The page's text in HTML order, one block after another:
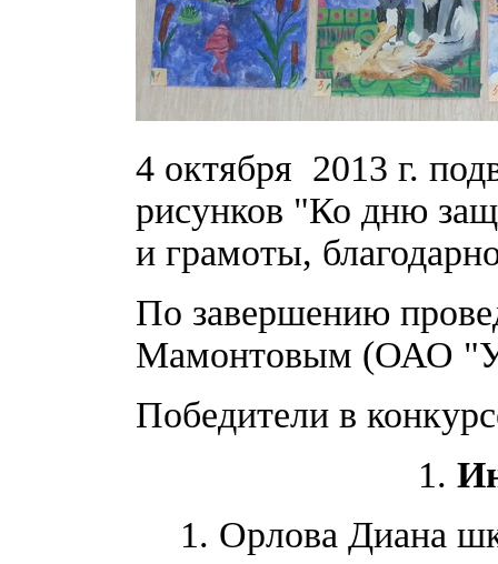
4 октября 2013 г.
рисунков "Ко дню
и грамоты,
По завершению
Мамонтовым (ОАО
Победители в
1.
1. Орлова Диана